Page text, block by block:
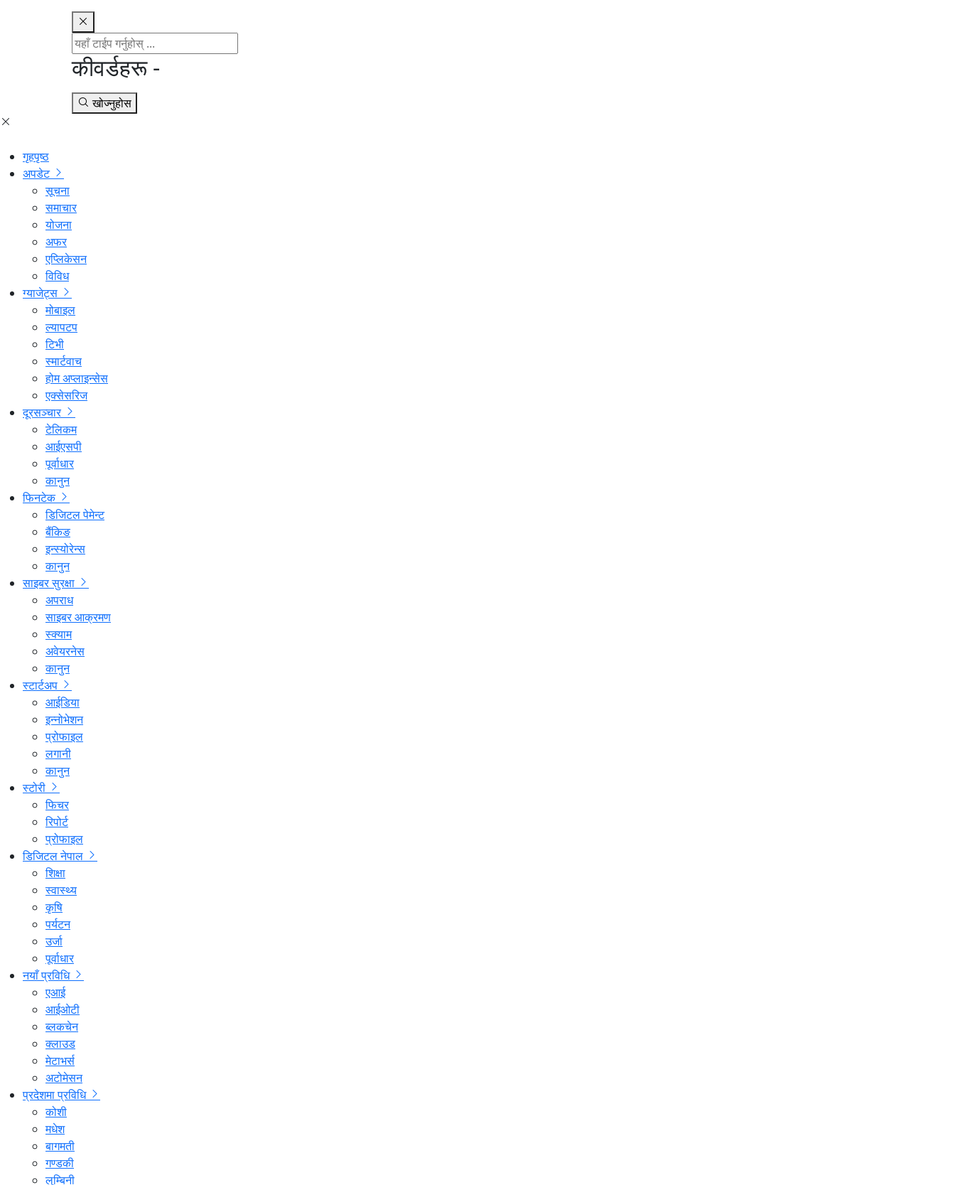
कीवर्डहरू -
खोज्नुहोस
गृहपृष्ठ
अपडेट
सूचना
समाचार
योजना
अफर
एप्लिकेसन
विविध
ग्याजेट्स
मोबाइल
ल्यापटप
टिभी
स्मार्टवाच
होम अप्लाइन्सेस
एक्सेसरिज
दूरसञ्चार
टेलिकम
आईएसपी
पूर्वाधार
कानुन
फिनटेक
डिजिटल पेमेन्ट
बैंकिङ
इन्स्योरेन्स
कानुन
साइबर सुरक्षा
अपराध
साइबर आक्रमण
स्क्याम
अवेयरनेस
कानुन
स्टार्टअप
आईडिया
इन्नोभेशन
प्रोफाइल
लगानी
कानुन
स्टोरी
फिचर
रिपोर्ट
प्रोफाइल
डिजिटल नेपाल
शिक्षा
स्वास्थ्य
कृषि
पर्यटन
उर्जा
पूर्वाधार
नयाँ प्रविधि
एआई
आईओटी
ब्लकचेन
क्लाउड
मेटाभर्स
अटोमेसन
प्रदेशमा प्रविधि
कोशी
मधेश
बागमती
गण्डकी
लुम्बिनी